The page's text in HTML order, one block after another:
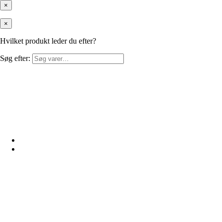
×
×
Hvilket produkt leder du efter?
Søg efter: